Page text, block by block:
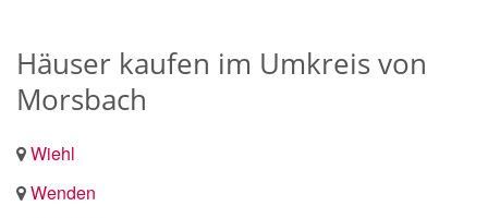
Häuser kaufen im Umkreis von
Morsbach
Wiehl
Wenden